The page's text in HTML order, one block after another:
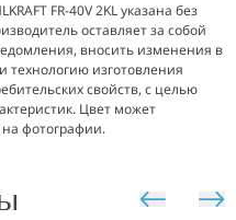
FR-40V 2KL указана без
оставляет за собой
вносить изменения в
технологию изготовления
свойств, с целью
Цвет может
на фотографии.